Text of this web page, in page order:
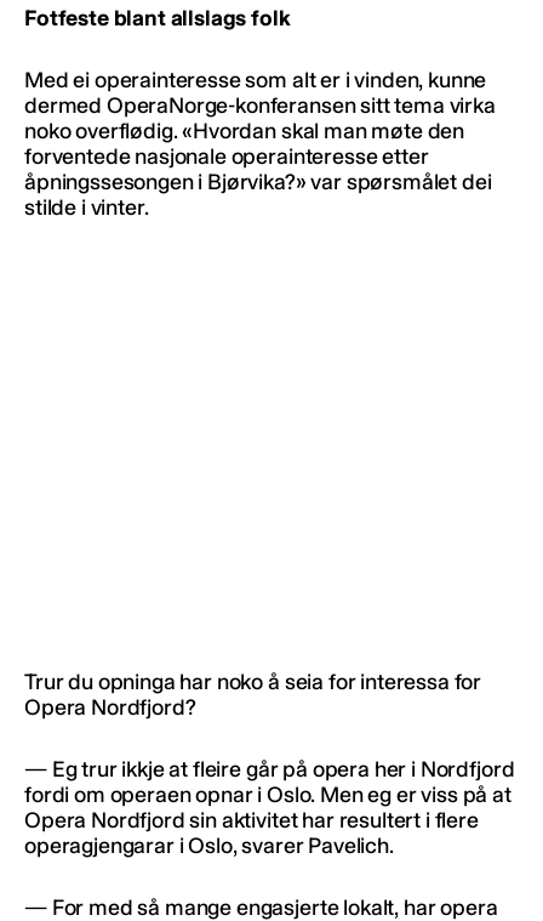
Fotfeste blant allslags folk
Med ei operainteresse som alt er i vinden, kunne
dermed OperaNorge-konferansen sitt tema virka
noko overflødig. «Hvordan skal man møte den
forventede nasjonale operainteresse etter
åpningssesongen i Bjørvika?» var spørsmålet dei
stilde i vinter.
Trur du opninga har noko å seia for interessa for
Opera Nordfjord?
— Eg trur ikkje at fleire går på opera her i Nordfjord
fordi om operaen opnar i Oslo. Men eg er viss på at
Opera Nordfjord sin aktivitet har resultert i flere
operagjengarar i Oslo, svarer Pavelich.
— For med så mange engasjerte lokalt, har opera